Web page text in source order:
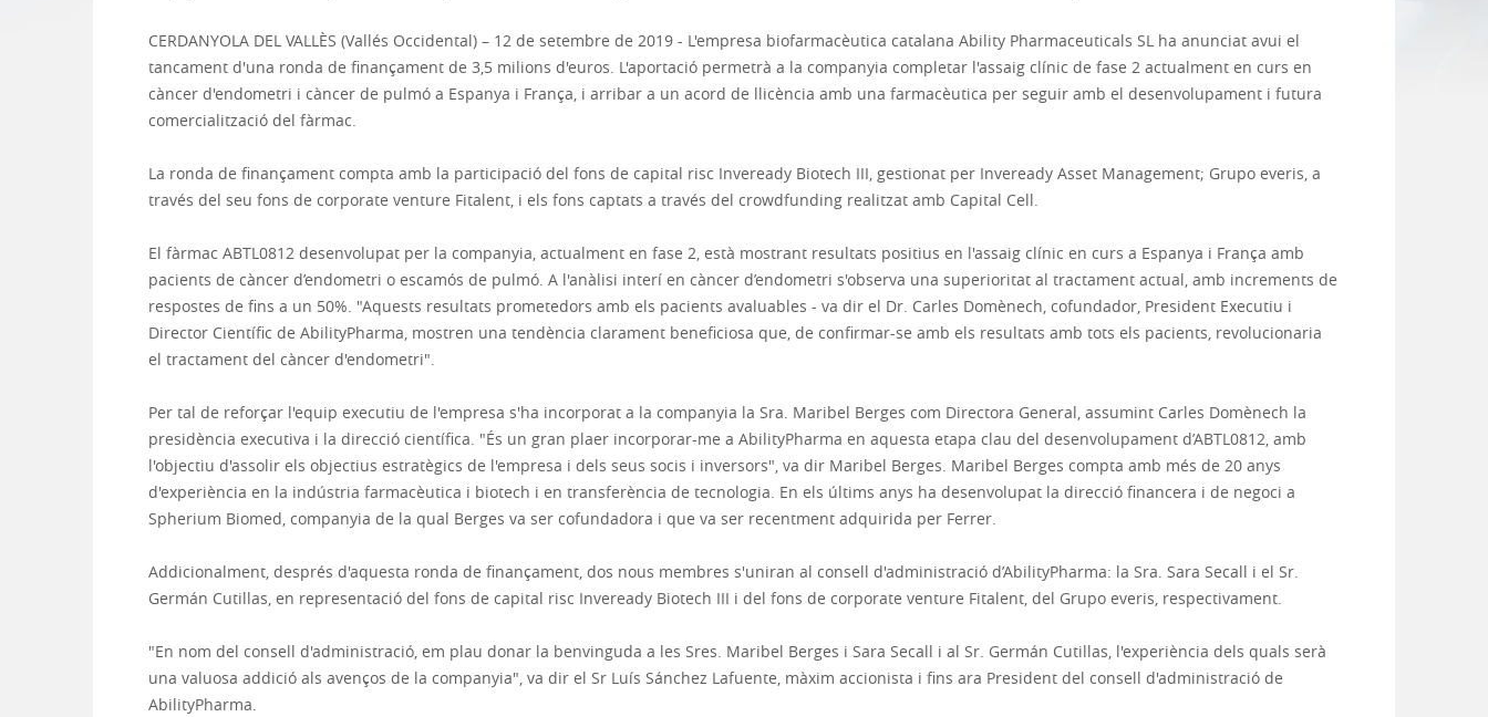
CERDANYOLA DEL VALLÈS (Vallés Occidental) – 12 de setembre de 2019 - L'empresa biofarmacèutica catalana Ability Pharmaceuticals SL ha anunciat avui el
tancament d'una ronda de finançament de 3,5 milions d'euros. L'aportació permetrà a la companyia completar l'assaig clínic de fase 2 actualment en curs en
càncer d'endometri i càncer de pulmó a Espanya i França, i arribar a un acord de llicència amb una farmacèutica per seguir amb el desenvolupament i futura
comercialització del fàrmac.
La ronda de finançament compta amb la participació del fons de capital risc Inveready Biotech III, gestionat per Inveready Asset Management; Grupo everis, a
través del seu fons de corporate venture Fitalent, i els fons captats a través del crowdfunding realitzat amb Capital Cell.
El fàrmac ABTL0812 desenvolupat per la companyia, actualment en fase 2, està mostrant resultats positius en l'assaig clínic en curs a Espanya i França amb
pacients de càncer d’endometri o escamós de pulmó. A l'anàlisi interí en càncer d’endometri s'observa una superioritat al tractament actual, amb increments de
respostes de fins a un 50%. "Aquests resultats prometedors amb els pacients avaluables - va dir el Dr. Carles Domènech, cofundador, President Executiu i
Director Científic de AbilityPharma, mostren una tendència clarament beneficiosa que, de confirmar-se amb els resultats amb tots els pacients, revolucionaria
el tractament del càncer d'endometri".
Per tal de reforçar l'equip executiu de l'empresa s'ha incorporat a la companyia la Sra. Maribel Berges com Directora General, assumint Carles Domènech la
presidència executiva i la direcció científica. "És un gran plaer incorporar-me a AbilityPharma en aquesta etapa clau del desenvolupament d’ABTL0812, amb
l'objectiu d'assolir els objectius estratègics de l'empresa i dels seus socis i inversors", va dir Maribel Berges. Maribel Berges compta amb més de 20 anys
d'experiència en la indústria farmacèutica i biotech i en transferència de tecnologia. En els últims anys ha desenvolupat la direcció financera i de negoci a
Spherium Biomed, companyia de la qual Berges va ser cofundadora i que va ser recentment adquirida per Ferrer.
Addicionalment, després d'aquesta ronda de finançament, dos nous membres s'uniran al consell d'administració d’AbilityPharma: la Sra. Sara Secall i el Sr.
Germán Cutillas, en representació del fons de capital risc Inveready Biotech III i del fons de corporate venture Fitalent, del Grupo everis, respectivament.
"En nom del consell d'administració, em plau donar la benvinguda a les Sres. Maribel Berges i Sara Secall i al Sr. Germán Cutillas, l'experiència dels quals serà
una valuosa addició als avenços de la companyia", va dir el Sr Luís Sánchez Lafuente, màxim accionista i fins ara President del consell d'administració de
AbilityPharma.